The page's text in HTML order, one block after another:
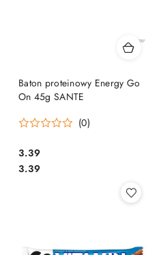
Baton proteinowy Energy Go
On 45g SANTE
(0)
Cena:
3.39
Cena:
3.39